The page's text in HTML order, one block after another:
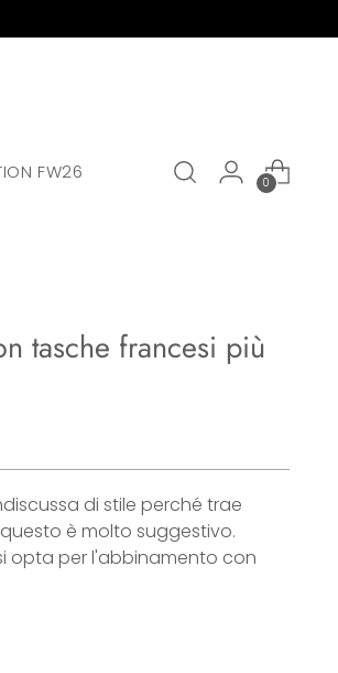
FW26 0
tasche francesi più
di stile perché trae
è molto suggestivo.
opta per l'abbinamento con